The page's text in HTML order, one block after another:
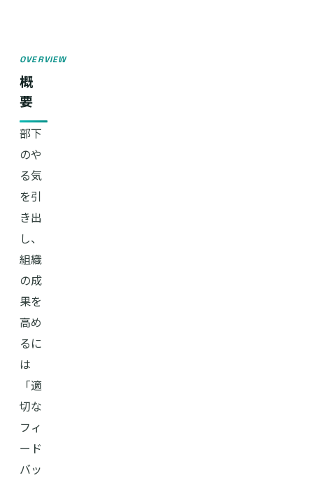
OVERVIEW
概
要
部下
のや
る気
を引
き出
し、
組織
の成
果を
高め
るに
は
「適
切な
フィ
ード
バッ